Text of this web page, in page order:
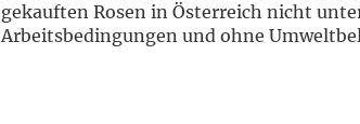
gekauften Rosen in Österreich nicht
Arbeitsbedingungen und ohne